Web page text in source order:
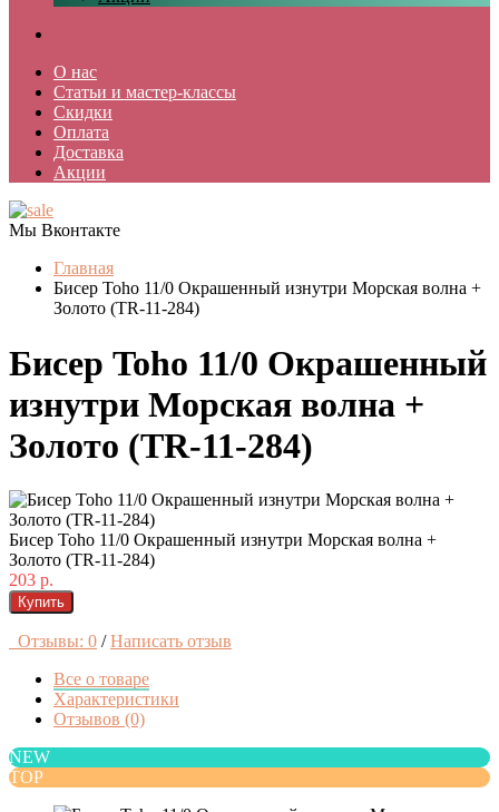
О нас
Статьи и мастер-классы
Скидки
Оплата
Доставка
Акции
Мы Вконтакте
Главная
Бисер Toho 11/0 Окрашенный изнутри Морская волна +
Золото (TR-11-284)
Бисер Toho 11/0 Окрашенный
изнутри Морская волна +
Золото (TR-11-284)
Бисер Toho 11/0 Окрашенный изнутри Морская волна +
Золото (TR-11-284)
203 р.
Купить
Отзывы: 0 / Написать отзыв
Все о товаре
Характеристики
Отзывов (0)
NEW
TOP